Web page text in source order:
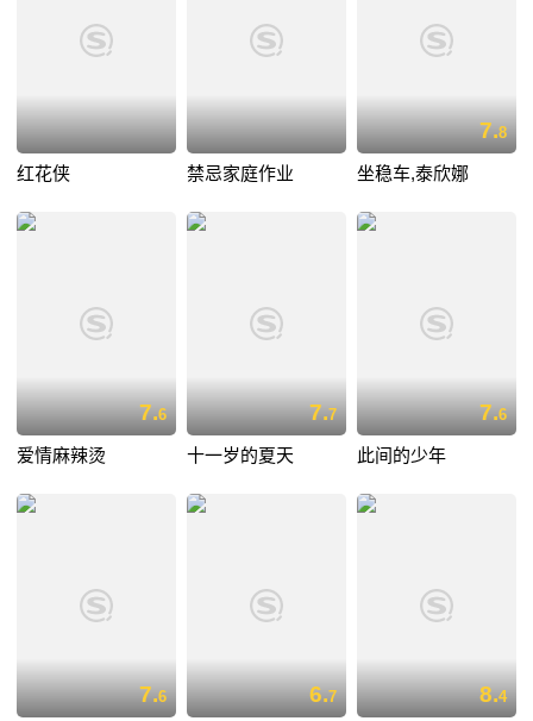
红花侠 禁忌家庭作业
7.8
坐稳车,泰欣娜
7.6
爱情麻辣烫
7.7
十一岁的夏天
7.6
此间的少年
7.6 6.7 8.4